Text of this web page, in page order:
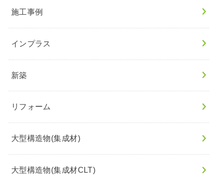
施工事例
インプラス
新築
リフォーム
大型構造物(集成材)
大型構造物(集成材CLT)